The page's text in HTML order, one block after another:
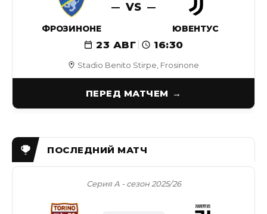
Stadio Benito Stirpe, Frosinone
ФРОЗИНОНЕ
VS
ЮВЕНТУС
23 АВГ 16:30
ПЕРЕД МАТЧЕМ
Серия А - сезон 2025/26